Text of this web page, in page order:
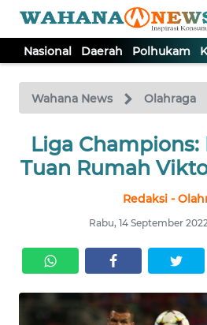
Nasional Daerah Polhukam
Wahana News Olahraga
Liga
Tuan Rumah
Redaksi -
Rabu, 14 September
TV
Tutup
NASIONAL
KRIMINAL